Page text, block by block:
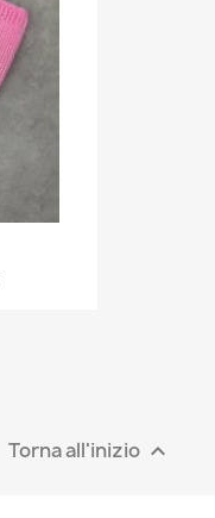
Torna all'inizio 